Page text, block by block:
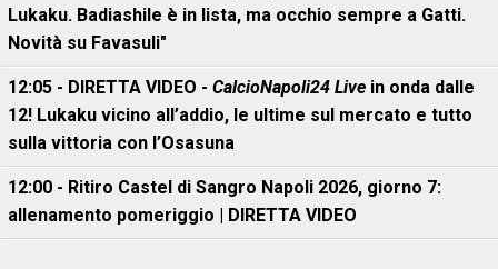
Lukaku. Badiashile è in lista, ma occhio sempre a Gatti.
Novità su Favasuli"
12:05 - DIRETTA VIDEO - CalcioNapoli24 Live in onda dalle
12! Lukaku vicino all’addio, le ultime sul mercato e tutto
sulla vittoria con l’Osasuna
12:00 - Ritiro Castel di Sangro Napoli 2026, giorno 7:
allenamento pomeriggio | DIRETTA VIDEO